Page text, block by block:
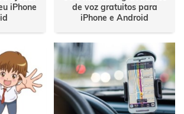
iPhone
de voz gratuitos para
iPhone e Android